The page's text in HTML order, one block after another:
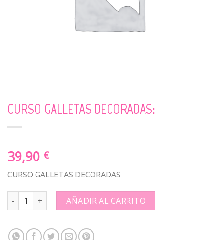
CURSO GALLETAS DECORADAS:
39,90 €
CURSO GALLETAS DECORADAS
CURSO GALLETAS DECORADAS: quantity
AÑADIR AL CARRITO